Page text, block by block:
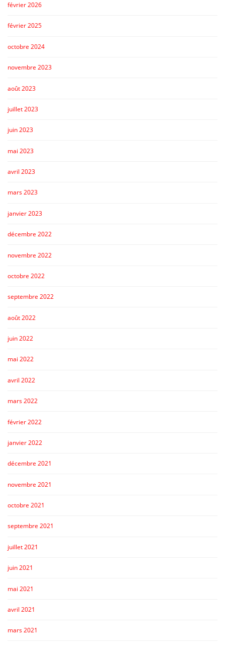
février 2026
février 2025
octobre 2024
novembre 2023
août 2023
juillet 2023
juin 2023
mai 2023
avril 2023
mars 2023
janvier 2023
décembre 2022
novembre 2022
octobre 2022
septembre 2022
août 2022
juin 2022
mai 2022
avril 2022
mars 2022
février 2022
janvier 2022
décembre 2021
novembre 2021
octobre 2021
septembre 2021
juillet 2021
juin 2021
mai 2021
avril 2021
mars 2021